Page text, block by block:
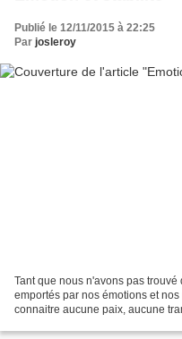
Publié le 12/11/2015 à 22:25
Par josleroy
Tant que nous n'avons pas
emportés par nos émotions et
connaitre aucune paix, aucune